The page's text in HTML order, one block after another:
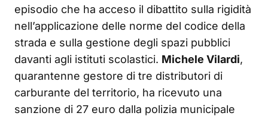
episodio che ha acceso il dibattito sulla rigidità
nell’applicazione delle norme del codice della
strada e sulla gestione degli spazi pubblici
davanti agli istituti scolastici. Michele Vilardi,
quarantenne gestore di tre distributori di
carburante del territorio, ha ricevuto una
sanzione di 27 euro dalla polizia municipale